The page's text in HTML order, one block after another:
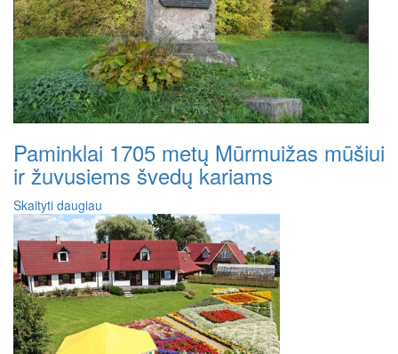
Paminklai 1705 metų Mūrmuižas mūšiui
ir žuvusiems švedų kariams
Skaityti daugiau